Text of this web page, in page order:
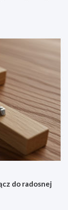
do radosnej